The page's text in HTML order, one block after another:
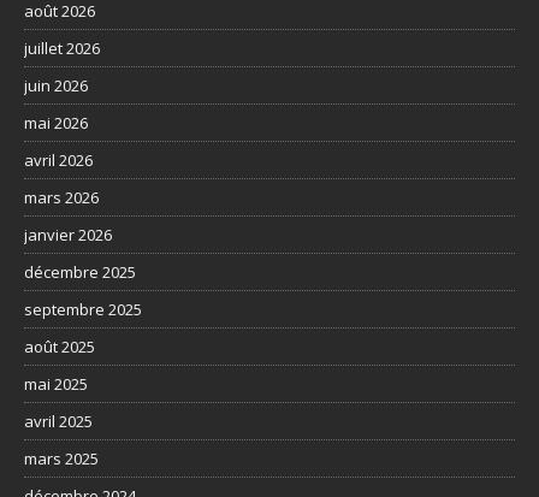
août 2026
juillet 2026
juin 2026
mai 2026
avril 2026
mars 2026
janvier 2026
décembre 2025
septembre 2025
août 2025
mai 2025
avril 2025
mars 2025